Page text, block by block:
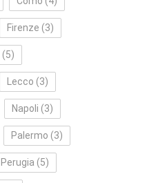
Firenze (3)
(5)
Lecco (3)
Napoli (3)
Palermo (3)
Perugia (5)